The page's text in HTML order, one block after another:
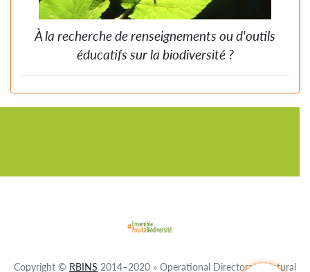
À la recherche de renseignements ou d'outils
éducatifs sur la biodiversité ?
Visitez la section d'information de ce site web. Vous y trouverez
plein de liens web, brochures et autres outils d'information sur la
Copyright © RBINS 2014–2020 » Operational Directorate Natural